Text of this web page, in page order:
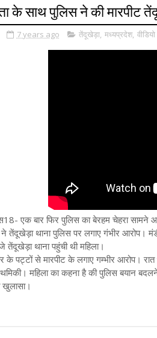
के साथ पुलिस ने की मारपीट
7 years ago तेंदूखेड़ा, मध्यप्रदेश, वीडियो
एक बार फिर पुलिस का बेरहम चेहरा सामने
तेंदूखेड़ा थाना पुलिस पर लगाए गंभीर आरोप।
थाना पहुंची थी महिला।
के पट्टों से मारपीट के लगाए गम्भीर आरोप।
महिला का कहना है की पुलिस बयान